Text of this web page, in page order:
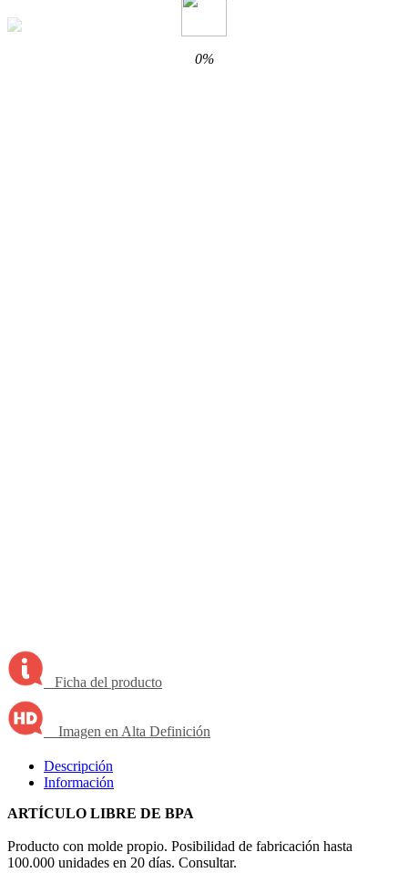
Ficha del producto
Imagen en Alta Definición
Descripción
Información
ARTÍCULO LIBRE DE BPA
Producto con molde propio. Posibilidad de fabricación hasta
100.000 unidades en 20 días. Consultar.